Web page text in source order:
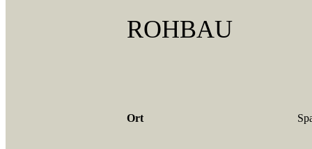
ROHBAU
Ort